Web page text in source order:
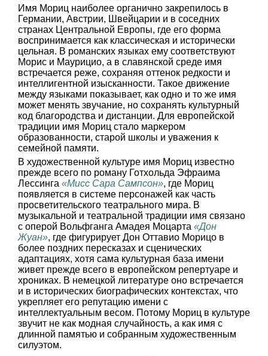
Имя Мориц наиболее органично закрепилось в
Германии, Австрии, Швейцарии и в соседних
странах Центральной Европы, где его форма
воспринимается как классическая и исторически
цельная. В романских языках ему соответствуют
Морис и Маурицио, а в славянской среде имя
встречается реже, сохраняя оттенок редкости и
интеллигентной изысканности. Такое движение
между языками показывает, как одно и то же имя
может менять звучание, но сохранять культурный
код благородства и дистанции. Для европейской
традиции имя Мориц стало маркером
образованности, старой школы и уважения к
семейной памяти.
В художественной культуре имя Мориц известно
прежде всего по роману Готхольда Эфраима
Лессинга «Мисс Сара Сампсон», где Мориц
появляется в системе персонажей как часть
просветительского театрального мира. В
музыкальной и театральной традиции имя связано
с оперой Вольфганга Амадея Моцарта «Дон
Жуан», где фигурирует Дон Оттавио Морицо в
более поздних пересказах и сценических
адаптациях, хотя сама культурная база имени
живет прежде всего в европейском репертуаре и
хрониках. В немецкой литературе оно встречается
и в исторических биографических контекстах, что
укрепляет его репутацию имени с
интеллектуальным весом. Потому Мориц в культуре
звучит не как модная случайность, а как имя с
длинной памятью и собранным художественным
силуэтом.